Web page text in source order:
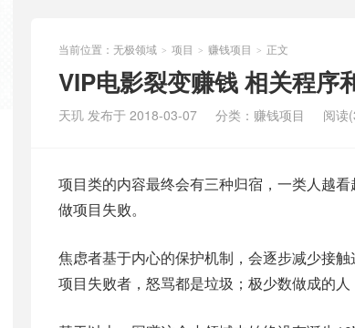
当前位置： 无极领域 > 项目 > 赚钱项目 > 正文
VIP电影裂变赚钱 相关程序
天玑 发布于 2018-03-07 分类： 赚钱项目 阅读
项目类的内容最终会有三种归宿，一类人越
做项目失败。
焦虑者基于内心的保护机制，会逐步减少接
项目失败者，怒骂都是垃圾；极少数做成的人